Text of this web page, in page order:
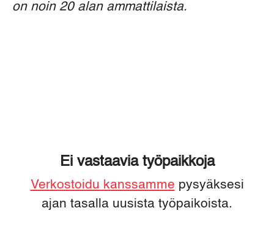
on noin 20 alan ammattilaista.
Ei vastaavia työpaikkoja
Verkostoidu kanssamme pysyäksesi
ajan tasalla uusista työpaikoista.